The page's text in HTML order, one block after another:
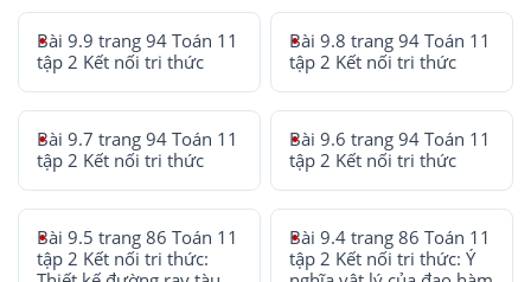
Bài 9.9 trang 94 Toán 11
tập 2 Kết nối tri thức
Bài 9.8 trang 94 Toán 11
tập 2 Kết nối tri thức
Bài 9.7 trang 94 Toán 11
tập 2 Kết nối tri thức
Bài 9.6 trang 94 Toán 11
tập 2 Kết nối tri thức
Bài 9.5 trang 86 Toán 11
tập 2 Kết nối tri thức:
Bài 9.4 trang 86 Toán 11
tập 2 Kết nối tri thức: Ý